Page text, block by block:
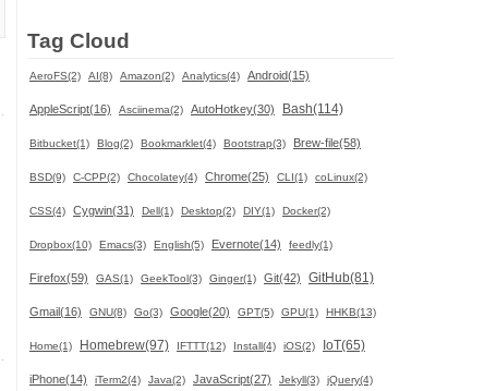
Tag Cloud
AeroFS(2) AI(8) Amazon(2) Analytics(4) Android(15)
AppleScript(16) Asciinema(2) AutoHotkey(30) Bash(114)
Bitbucket(1) Blog(2) Bookmarklet(4) Bootstrap(3) Brew-file(58)
BSD(9) C-CPP(2) Chocolatey(4) Chrome(25) CLI(1) coLinux(2)
CSS(4) Cygwin(31) Dell(1) Desktop(2) DIY(1) Docker(2)
Dropbox(10) Emacs(3) English(5) Evernote(14) feedly(1)
Firefox(59) GAS(1) GeekTool(3) Ginger(1) Git(42) GitHub(81)
Gmail(16) GNU(8) Go(3) Google(20) GPT(5) GPU(1) HHKB(13)
Home(1) Homebrew(97) IFTTT(12) Install(4) iOS(2) IoT(65)
iPhone(14) iTerm2(4) Java(2) JavaScript(27) Jekyll(3) jQuery(4)